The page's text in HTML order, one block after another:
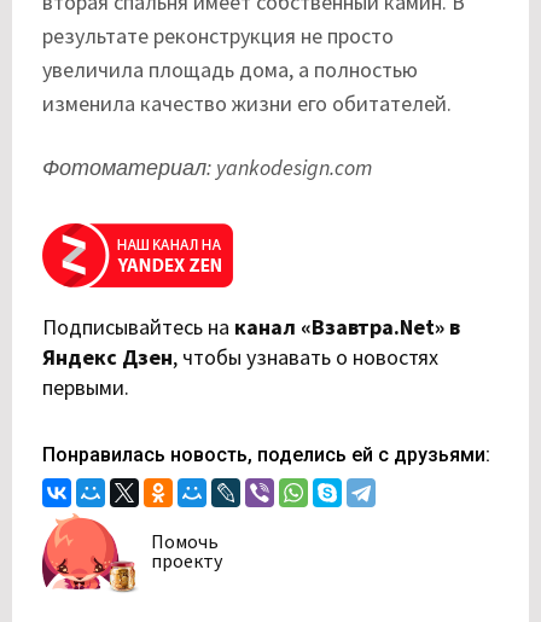
результате реконструкция не просто
увеличила площадь дома, а полностью
изменила качество жизни его обитателей.
Фотоматериал: yankodesign.com
Подписывайтесь на канал «Взавтра.Net» в
Яндекс Дзен, чтобы узнавать о новостях
первыми.
Понравилась новость, поделись ей с друзьями:
Помочь
проекту